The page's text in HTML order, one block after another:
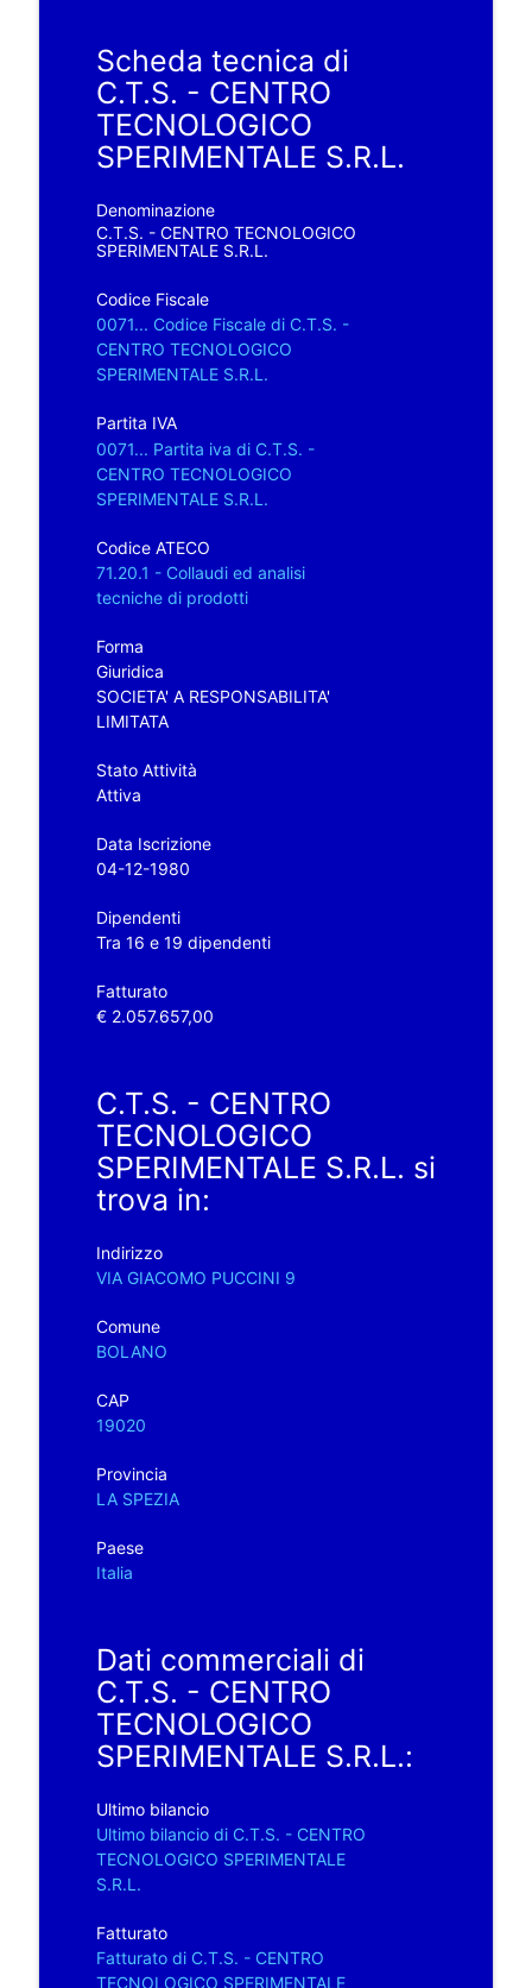
Scheda tecnica di
C.T.S. - CENTRO
TECNOLOGICO
SPERIMENTALE S.R.L.
Denominazione
C.T.S. - CENTRO TECNOLOGICO
SPERIMENTALE S.R.L.
Codice Fiscale
0071... Codice Fiscale di C.T.S. -
CENTRO TECNOLOGICO
SPERIMENTALE S.R.L.
Partita IVA
0071... Partita iva di C.T.S. -
CENTRO TECNOLOGICO
SPERIMENTALE S.R.L.
Codice ATECO
71.20.1 - Collaudi ed analisi
tecniche di prodotti
Forma
Giuridica
SOCIETA' A RESPONSABILITA'
LIMITATA
Stato Attività
Attiva
Data Iscrizione
04-12-1980
Dipendenti
Tra 16 e 19 dipendenti
Fatturato
€ 2.057.657,00
C.T.S. - CENTRO
TECNOLOGICO
SPERIMENTALE S.R.L. si
trova in:
Indirizzo
VIA GIACOMO PUCCINI 9
Comune
BOLANO
CAP
19020
Provincia
LA SPEZIA
Paese
Italia
Dati commerciali di
C.T.S. - CENTRO
TECNOLOGICO
SPERIMENTALE S.R.L.:
Ultimo bilancio
Ultimo bilancio di C.T.S. - CENTRO
TECNOLOGICO SPERIMENTALE
S.R.L.
Fatturato
Fatturato di C.T.S. - CENTRO
TECNOLOGICO SPERIMENTALE